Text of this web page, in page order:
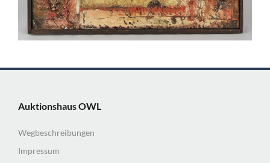
Auktionshaus OWL
Wegbeschreibungen
Impressum